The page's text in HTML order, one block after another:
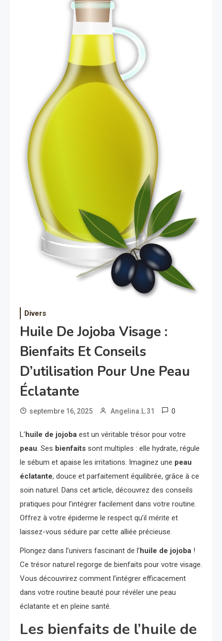
Divers
Huile De Jojoba Visage :
Bienfaits Et Conseils
D’utilisation Pour Une Peau
Éclatante
septembre 16, 2025 Angelina.L.31 0
L’huile de jojoba est un véritable trésor pour votre
peau. Ses bienfaits sont multiples : elle hydrate, régule
le sébum et apaise les irritations. Imaginez une peau
éclatante, douce et parfaitement équilibrée, grâce à ce
soin naturel. Dans cet article, découvrez des conseils
pratiques pour l’intégrer facilement dans votre routine.
Offrez à votre épiderme le respect qu’il mérite et
laissez-vous séduire par cette alliée précieuse.
Plongez dans l’univers fascinant de l’huile de jojoba !
Ce trésor naturel regorge de bienfaits pour votre visage.
Vous découvrirez comment l’intégrer efficacement
dans votre routine beauté pour révéler une peau
éclatante et en pleine santé.
Les bienfaits de l’huile de